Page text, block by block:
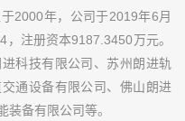
2000年，公司于2019年6月
注册资本9187.3450万元。
科技有限公司、苏州朗进轨
通设备有限公司、佛山朗进
备有限公司等。